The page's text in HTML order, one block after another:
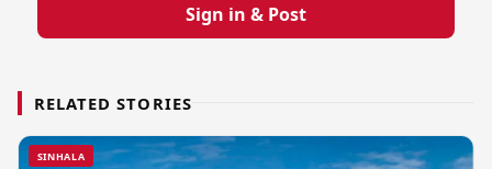
Sign in & Post
RELATED STORIES
SINHALA